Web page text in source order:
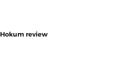
Hokum review